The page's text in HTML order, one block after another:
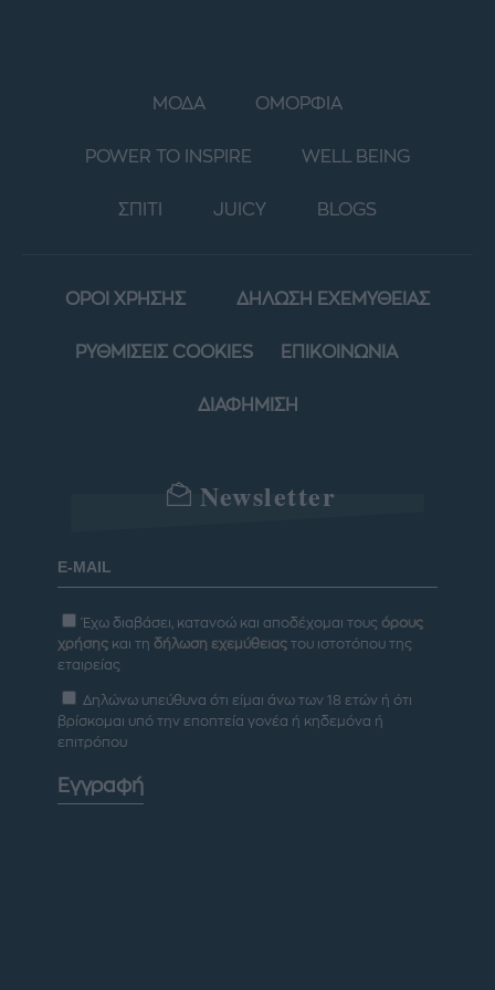
ΜΟΔΑ ΟΜΟΡΦΙΑ
POWER TO INSPIRE WELL BEING
ΣΠΙΤΙ JUICY BLOGS
ΟΡΟΙ ΧΡΗΣΗΣ ΔΗΛΩΣΗ ΕΧΕΜΥΘΕΙΑΣ
ΡΥΘΜΙΣΕΙΣ COOKIES ΕΠΙΚΟΙΝΩΝΙΑ
ΔΙΑΦΗΜΙΣΗ
Newsletter
Έχω διαβάσει, κατανοώ και αποδέχομαι τους όρους
χρήσης και τη δήλωση εχεμύθειας του ιστοτόπου της
εταιρείας
Δηλώνω υπεύθυνα ότι είμαι άνω των 18 ετών ή ότι
βρίσκομαι υπό την εποπτεία γονέα ή κηδεμόνα ή
επιτρόπου
Εγγραφή